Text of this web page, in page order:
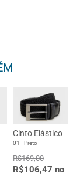
Cinto Elástico
01 - Preto
R$169,00
R$106,47 no